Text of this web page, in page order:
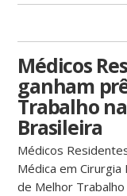
Médicos
ganham
Trabalho
Brasileira
Médicos
Médica em Cirurgia
de Melhor Trabalho